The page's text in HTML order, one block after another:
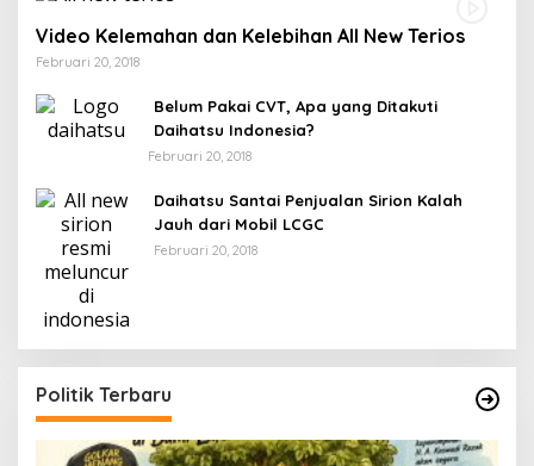
Video Kelemahan dan Kelebihan All New Terios
Februari 20, 2018
Belum Pakai CVT, Apa yang Ditakuti
Daihatsu Indonesia?
Februari 20, 2018
Daihatsu Santai Penjualan Sirion Kalah
Jauh dari Mobil LCGC
Februari 20, 2018
Politik Terbaru